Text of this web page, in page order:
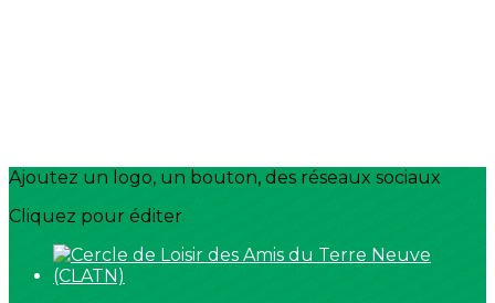
Ajoutez un logo, un bouton, des réseaux sociaux
Cliquez pour éditer